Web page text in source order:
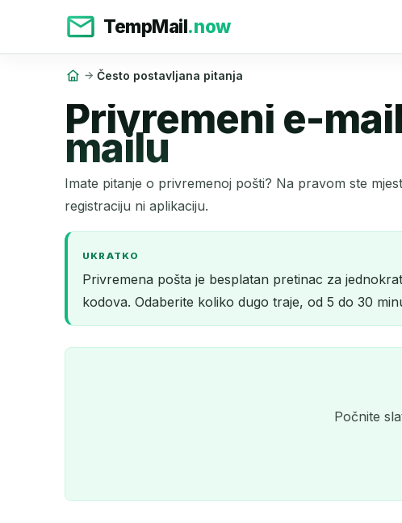
TempMail.now
Često postavljana pitanja
Privremeni e-
mailu
Imate pitanje o privremenoj pošti? Na pravom ste
registraciju ni aplikaciju.
UKRATKO
Privremena pošta je besplatan pretinac za
kodova. Odaberite koliko dugo traje, od 5 do 30
Počnite